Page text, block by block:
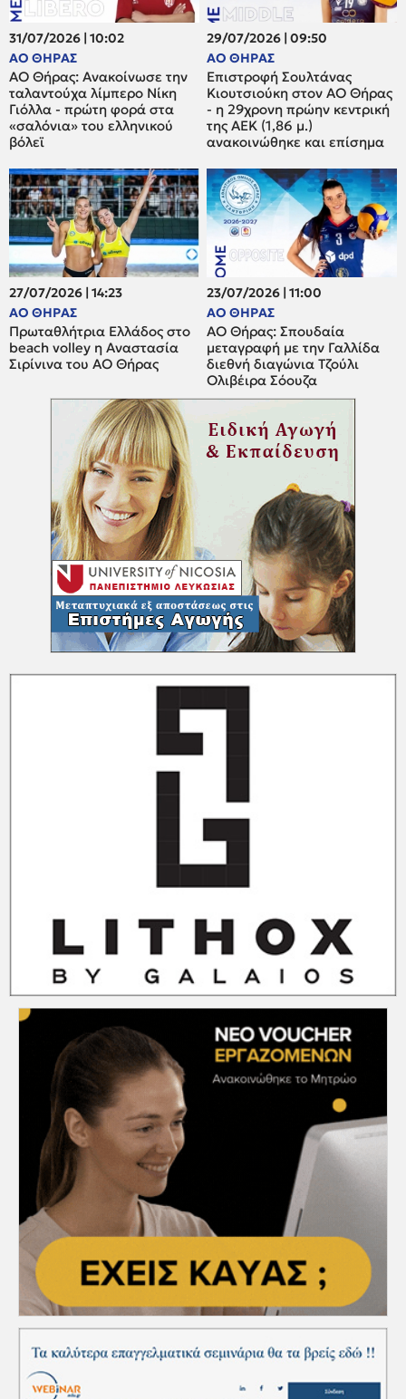
31/07/2026 | 10:02
ΑΟ ΘΗΡΑΣ
ΑΟ Θήρας: Ανακοίνωσε την
ταλαντούχα λίμπερο Νίκη
Γιόλλα - πρώτη φορά στα
«σαλόνια» του ελληνικού
βόλεϊ
29/07/2026 | 09:50
ΑΟ ΘΗΡΑΣ
Επιστροφή Σουλτάνας
Κιουτσιούκη στον ΑΟ Θήρας
- η 29χρονη πρώην κεντρική
της ΑΕΚ (1,86 μ.)
ανακοινώθηκε και επίσημα
27/07/2026 | 14:23
ΑΟ ΘΗΡΑΣ
Πρωταθλήτρια Ελλάδος στο
beach volley η Αναστασία
Σιρίνινα του ΑΟ Θήρας
23/07/2026 | 11:00
ΑΟ ΘΗΡΑΣ
ΑΟ Θήρας: Σπουδαία
μεταγραφή με την Γαλλίδα
διεθνή διαγώνια Τζούλι
Ολιβέιρα Σόουζα